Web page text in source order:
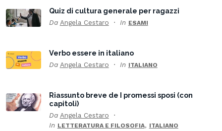
Quiz di cultura generale per ragazzi
Da Angela Cestaro In ESAMI
Verbo essere in italiano
Da Angela Cestaro In ITALIANO
Riassunto breve de I promessi sposi (con
capitoli)
Da Angela Cestaro
In LETTERATURA E FILOSOFIA, ITALIANO